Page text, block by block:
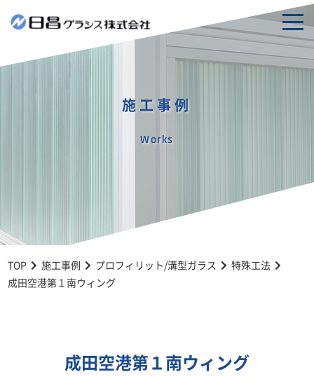
施工事例
Works
TOP 施工事例 プロフィリット/溝型ガラス
特殊工法
成田空港第１南ウィング
成田空港第１南ウィング